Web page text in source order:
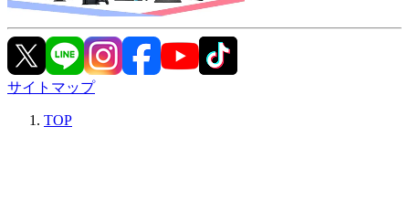
サイトマップ
TOP